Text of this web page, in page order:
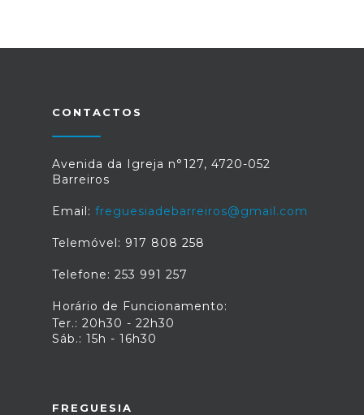
CONTACTOS
Avenida da Igreja n°127, 4720-052
Barreiros
Email: freguesiadebarreiros@gmail.com
Telemóvel: 917 808 258
Telefone: 253 991 257
Horário de Funcionamento:
Ter.: 20h30 - 22h30
Sáb.: 15h - 16h30
FREGUESIA